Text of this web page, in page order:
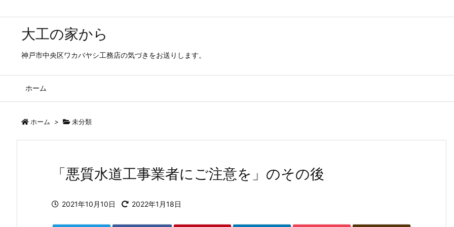
大工の家から
神戸市中央区ワカバヤシ工務店の気づきをお送りします。
ホーム
ホーム > 未分類
「悪質水道工事業者にご注意を」のその後
2021年10月10日 2022年1月18日